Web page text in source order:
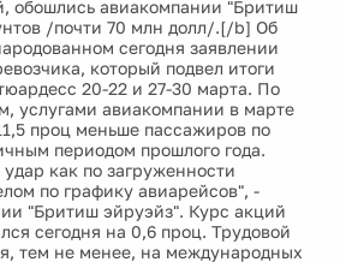
обошлись авиакомпании "Бритиш
/почти 70 млн долл/.[/b] Об
сегодня заявлении
который подвел итоги
20-22 и 27-30 марта. По
услугами авиакомпании в марте
проц меньше пассажиров по
периодом прошлого года.
как по загруженности
по графику авиарейсов", -
"Бритиш эйруэйз". Курс акций
сегодня на 0,6 проц. Трудовой
тем не менее, на международных